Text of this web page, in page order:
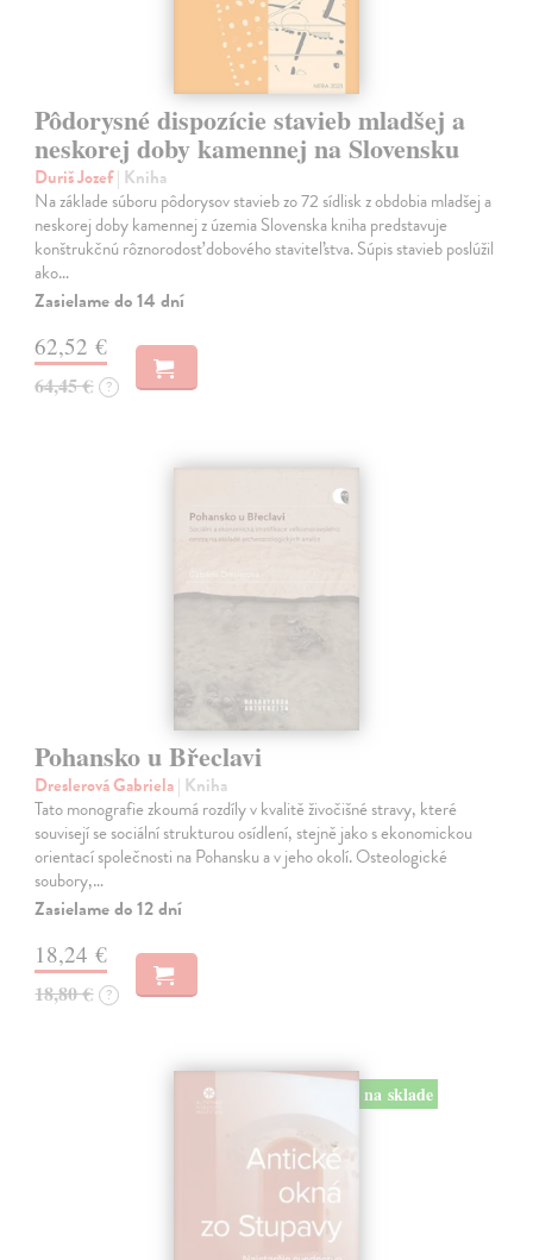
Pôdorysné dispozície stavieb mladšej a
neskorej doby kamennej na Slovensku
Duriš Jozef| Kniha
Na základe súboru pôdorysov stavieb zo 72 sídlisk z obdobia mladšej a
neskorej doby kamennej z územia Slovenska kniha predstavuje
konštrukčnú rôznorodosť dobového staviteľstva. Súpis stavieb poslúžil
ako…
Zasielame do 14 dní
62,52 €
64,45 € ?
Pohansko u Břeclavi
Dreslerová Gabriela| Kniha
Tato monografie zkoumá rozdíly v kvalitě živočišné stravy, které
souvisejí se sociální strukturou osídlení, stejně jako s ekonomickou
orientací společnosti na Pohansku a v jeho okolí. Osteologické
soubory,…
Zasielame do 12 dní
18,24 €
18,80 € ?
na sklade